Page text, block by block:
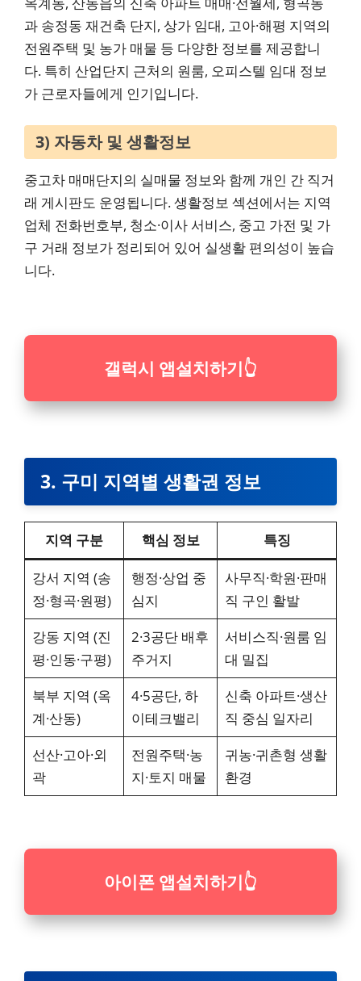
과 송정동 재건축 단지, 상가 임대, 고아·해평 지역의
전원주택 및 농가 매물 등 다양한 정보를 제공합니
다. 특히 산업단지 근처의 원룸, 오피스텔 임대 정보
가 근로자들에게 인기입니다.
3) 자동차 및 생활정보
중고차 매매단지의 실매물 정보와 함께 개인 간 직거
래 게시판도 운영됩니다. 생활정보 섹션에서는 지역
업체 전화번호부, 청소·이사 서비스, 중고 가전 및 가
구 거래 정보가 정리되어 있어 실생활 편의성이 높습
니다.
갤럭시 앱설치하기👆
3. 구미 지역별 생활권 정보
지역 구분 핵심 정보 특징
강서 지역 (송
정·형곡·원평)
행정·상업 중
심지
사무직·학원·판매
직 구인 활발
강동 지역 (진
평·인동·구평)
2·3공단 배후
주거지
서비스직·원룸 임
대 밀집
북부 지역 (옥
계·산동)
4·5공단, 하
이테크밸리
신축 아파트·생산
직 중심 일자리
선산·고아·외
곽
전원주택·농
지·토지 매물
귀농·귀촌형 생활
환경
아이폰 앱설치하기👆